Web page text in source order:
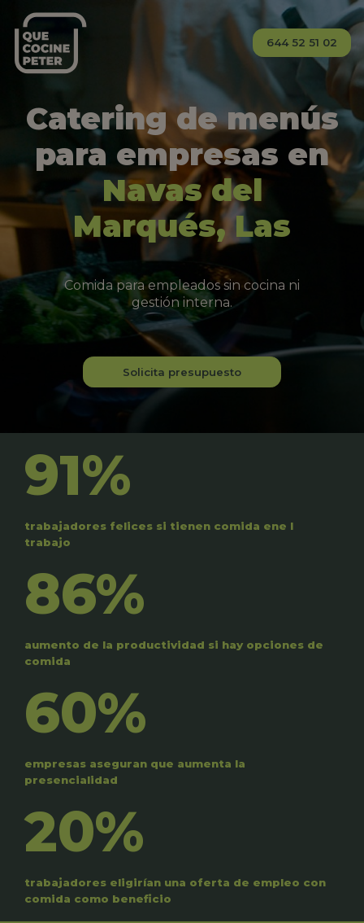
644 52 51 02
Catering de menús
para empresas en
Navas del
Marqués, Las
Comida para empleados sin cocina ni
gestión interna.
Solicita presupuesto
91%
trabajadores felices si tienen comida ene l
trabajo
86%
aumento de la productividad si hay opciones de
comida
60%
empresas aseguran que aumenta la
presencialidad
20%
trabajadores eligirían una oferta de empleo con
comida como beneficio